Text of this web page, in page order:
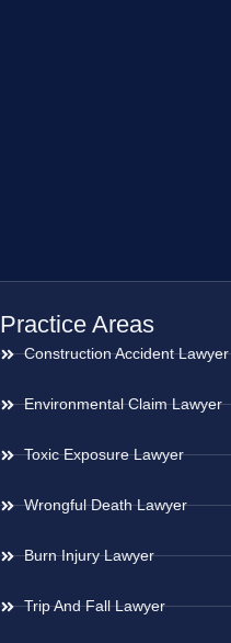
Practice Areas
Construction Accident Lawyer
Environmental Claim Lawyer
Toxic Exposure Lawyer
Wrongful Death Lawyer
Burn Injury Lawyer
Trip And Fall Lawyer